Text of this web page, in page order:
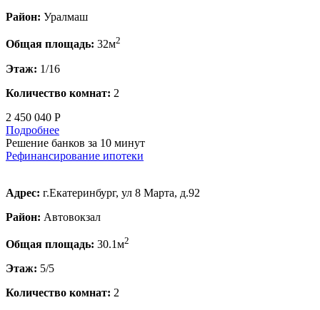
Район: Уралмаш
Общая площадь: 32м2
Этаж: 1/16
Количество комнат: 2
2 450 040 Р
Подробнее
Решение банков за 10 минут
Рефинансирование ипотеки
Адрес: г.Екатеринбург, ул 8 Марта, д.92
Район: Автовокзал
Общая площадь: 30.1м2
Этаж: 5/5
Количество комнат: 2